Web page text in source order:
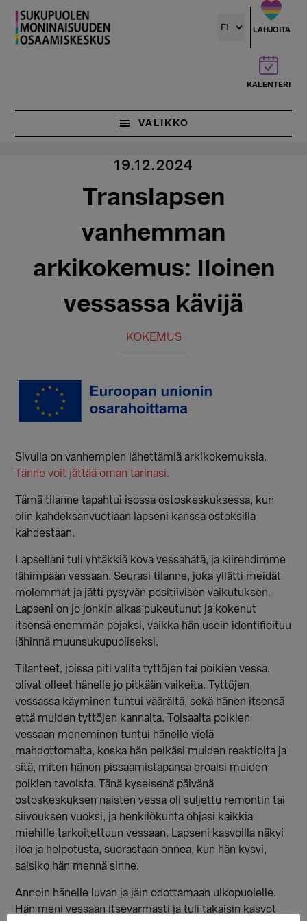
Hyppää
pääsisältöön
LAHJOITA
KALENTERI
VALIKKO
19.12.2024
Translapsen
vanhemman
arkikokemus: Iloinen
vessassa kävijä
KOKEMUS
Sivulla on vanhempien lähettämiä arkikokemuksia.
Tänne voit jättää oman tarinasi.
Tämä tilanne tapahtui isossa ostoskeskuksessa, kun
olin kahdeksanvuotiaan lapseni kanssa ostoksilla
kahdestaan.
Lapsellani tuli yhtäkkiä kova vessahätä, ja kiirehdimme
lähimpään vessaan. Seurasi tilanne, joka yllätti meidät
molemmat ja jätti pysyvän positiivisen vaikutuksen.
Lapseni on jo jonkin aikaa pukeutunut ja kokenut
itsensä enemmän pojaksi, vaikka hän usein identifioituu
lähinnä muunsukupuoliseksi.
Tilanteet, joissa piti valita tyttöjen tai poikien vessa,
olivat olleet hänelle jo pitkään vaikeita. Tyttöjen
vessassa käyminen tuntui väärältä, sekä hänen itsensä
että muiden tyttöjen kannalta. Toisaalta poikien
vessaan meneminen tuntui hänelle vielä
mahdottomalta, koska hän pelkäsi muiden reaktioita ja
sitä, miten hänen pissaamistapansa eroaisi muiden
poikien tavoista. Tänä kyseisenä päivänä
ostoskeskuksen naisten vessa oli suljettu remontin tai
siivouksen vuoksi, ja henkilökunta ohjasi kaikkia
miehille tarkoitettuun vessaan. Lapseni kasvoilla näkyi
iloa ja helpotusta, suorastaan onnea, kun hän kysyi,
saisiko hän mennä sinne.
Annoin hänelle luvan ja jäin odottamaan ulkopuolelle.
Hän meni vessaan itsevarmasti ja tuli takaisin kasvot